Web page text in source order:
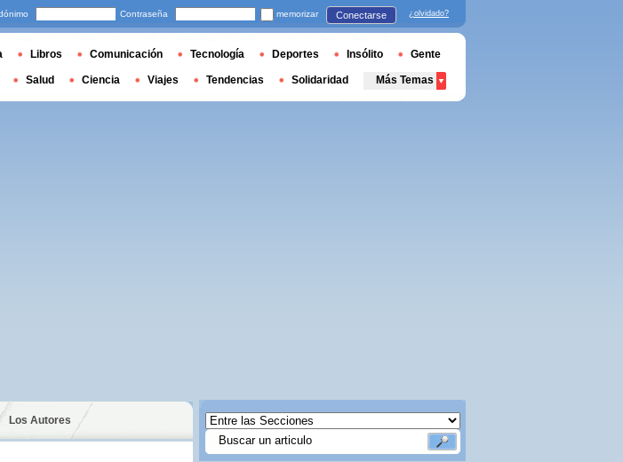
Los Autores
Contraseña memorizar Conectarse ¿olvidado?
Libros Comunicación Tecnología Deportes Insólito Gente
Salud Ciencia Viajes Tendencias Solidaridad Más Temas